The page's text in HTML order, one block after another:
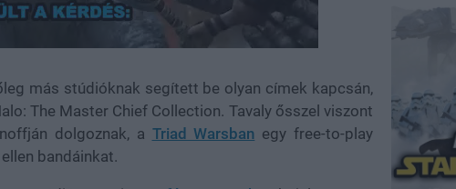
más stúdióknak segített be olyan címek kapcsán,
The Master Chief Collection. Tavaly ősszel viszont
dolgoznak, a Triad Warsban egy free-to-play
bandáinkat.